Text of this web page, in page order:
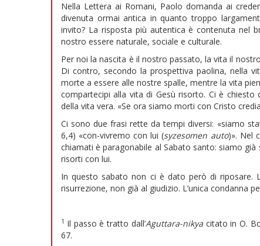
Nella Lettera ai Romani, Paolo domanda ai
divenuta ormai antica in quanto troppo
invito? La risposta più autentica è contenuta nel
nostro essere naturale, sociale e culturale.
Per noi la nascita è il nostro passato, la vita il
Di contro, secondo la prospettiva paolina, nella
morte a essere alle nostre spalle, mentre la vita
compartecipi alla vita di Gesù risorto. Ci è
della vita vera. «Se ora siamo morti con Cristo
Ci sono due frasi rette da tempi diversi: «siamo
6,4) «con-vivremo con lui (syzesomen auto)». Nel
chiamati è paragonabile al Sabato santo: siamo
risorti con lui.
In questo sabato non ci è dato però di riposare.
risurrezione, non già al giudizio. L’unica condanna
1 Il passo è tratto dall’Aguttara-nikyacitato in O.
67.